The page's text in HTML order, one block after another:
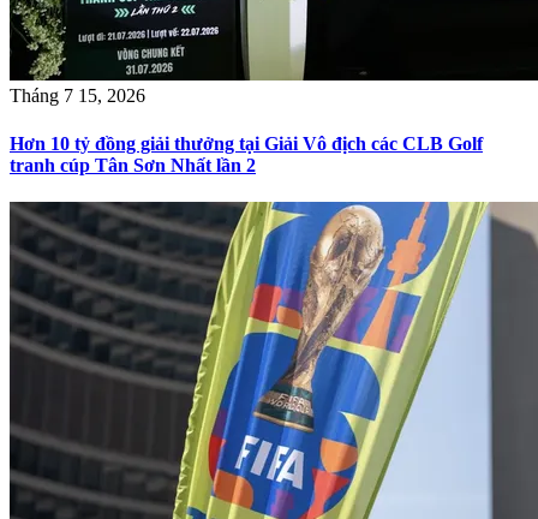
Tháng 7 15, 2026
Hơn 10 tỷ đồng giải thưởng tại Giải Vô địch các CLB Golf
tranh cúp Tân Sơn Nhất lần 2